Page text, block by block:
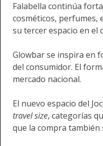
Falabella continúa
cosméticos, perfumes,
su tercer espacio en el
Glowbar se inspira en
del consumidor. El
mercado nacional.
El nuevo espacio del
travel size, categorías
que la compra también